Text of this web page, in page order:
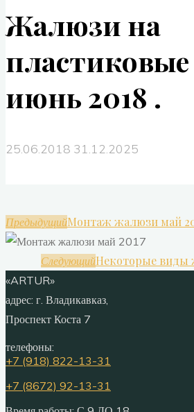
Жалюзи на
июнь 2018 .
25.06.2018 31.12.2025
ПредыдущийМонтаж жалюзи май
СледующийНекоторые виды
«ARTUR»
адрес: г. Владикавказ,
Проспект Коста 7
телефоны:
+7 (918) 822-13-31
+7 (8672) 92-13-31